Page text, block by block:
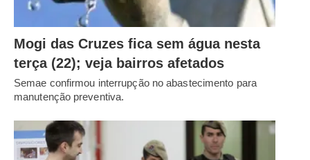
Mogi das Cruzes fica sem água nesta
terça (22); veja bairros afetados
Semae confirmou interrupção no abastecimento para
manutenção preventiva.